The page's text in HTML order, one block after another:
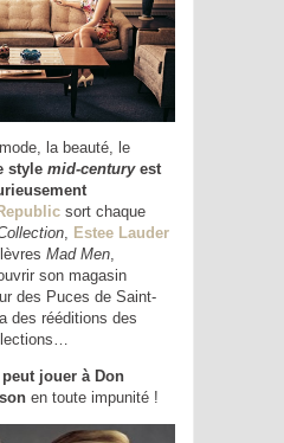
la beauté, le
style mid-centuryest
sort chaque
Estee Lauder
Mad Men
son magasin
des Puces de Saint-
des rééditions des
jouer à Don
en toute impunité !